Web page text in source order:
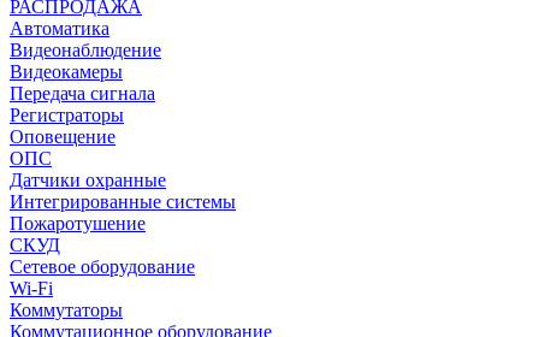
РАСПРОДАЖА
Автоматика
Видеонаблюдение
Видеокамеры
Передача сигнала
Регистраторы
Оповещение
ОПС
Датчики охранные
Интегрированные системы
Пожаротушение
СКУД
Сетевое оборудование
Wi-Fi
Коммутаторы
Коммутационное оборудование